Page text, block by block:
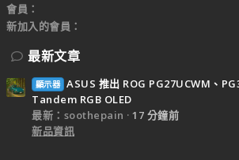
會員
新加入的會員
最新文章
顯示器 ASUS 推出 ROG PG27UCWM、
Tandem RGB OLED
最新：soothepain
17 分鐘前
新品資訊